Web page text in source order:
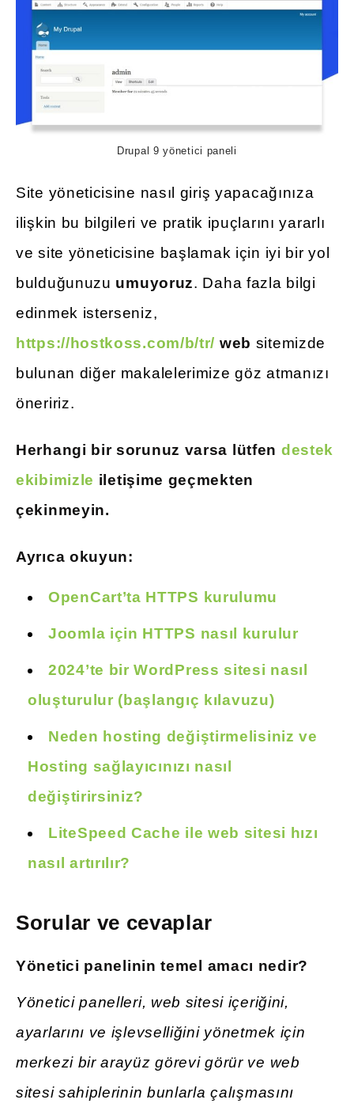
Drupal 9 yönetici paneli
Site yöneticisine nasıl giriş yapacağınıza
ilişkin bu bilgileri ve pratik ipuçlarını yararlı
ve site yöneticisine başlamak için iyi bir yol
bulduğunuzu umuyoruz. Daha fazla bilgi
edinmek isterseniz,
https://hostkoss.com/b/tr/ web sitemizde
bulunan diğer makalelerimize göz atmanızı
öneririz.
Herhangi bir sorunuz varsa lütfen destek
ekibimizle iletişime geçmekten
çekinmeyin.
Ayrıca okuyun:
OpenCart’ta HTTPS kurulumu
Joomla için HTTPS nasıl kurulur
2024’te bir WordPress sitesi nasıl
oluşturulur (başlangıç kılavuzu)
Neden hosting değiştirmelisiniz ve
Hosting sağlayıcınızı nasıl
değiştirirsiniz?
LiteSpeed Cache ile web sitesi hızı
nasıl artırılır?
Sorular ve cevaplar
Yönetici panelinin temel amacı nedir?
Yönetici panelleri, web sitesi içeriğini,
ayarlarını ve işlevselliğini yönetmek için
merkezi bir arayüz görevi görür ve web
sitesi sahiplerinin bunlarla çalışmasını